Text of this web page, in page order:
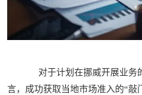
对于计划在挪威开展业务
言，成功获取当地市场准入的“